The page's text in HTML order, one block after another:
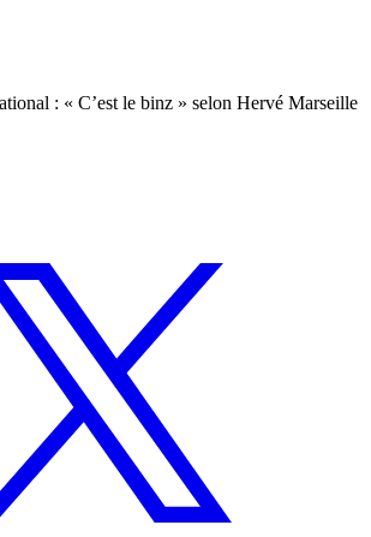
: « C’est le binz » selon Hervé Marseille